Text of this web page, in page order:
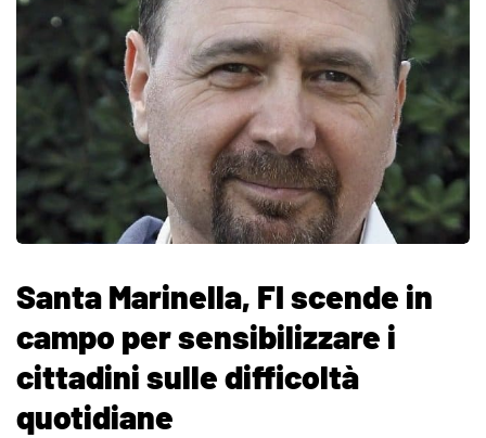
Santa Marinella, FI scende in
campo per sensibilizzare i
cittadini sulle difficoltà
quotidiane